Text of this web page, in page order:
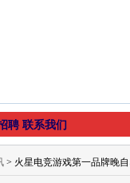
聘 联系我们
> 火星电竞游戏第一品牌晚